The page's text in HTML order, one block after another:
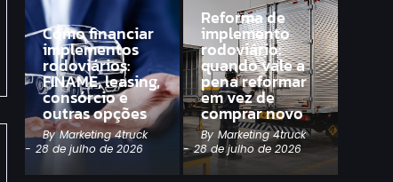
Como financiar
implementos
rodoviários:
FINAME, leasing,
consórcio e
outras opções
By Marketing 4truck
- 28 de julho de 2026
Reforma de
implemento
rodoviário:
quando vale a
pena reformar
em vez de
comprar novo
By Marketing 4truck
- 28 de julho de 2026